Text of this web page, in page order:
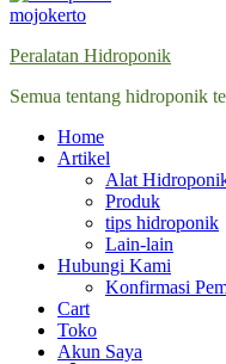
Peralatan Hidroponik
Semua tentang hidroponik
Home
Artikel
Alat
Produk
tips hidroponik
Lain-lain
Hubungi Kami
Konfirmasi
Cart
Toko
Akun Saya